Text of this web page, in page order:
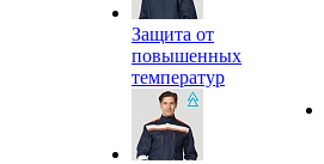
Защита от
повышенных
температур